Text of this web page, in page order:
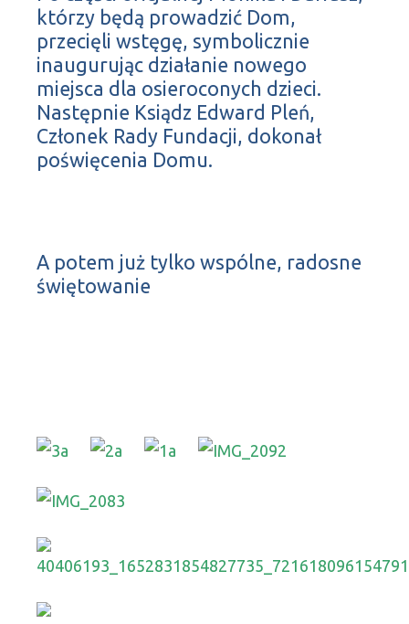
którzy będą prowadzić Dom,
przecięli wstęgę, symbolicznie
inaugurując działanie nowego
miejsca dla osieroconych dzieci.
Następnie Ksiądz Edward Pleń,
Członek Rady Fundacji, dokonał
poświęcenia Domu.
A potem już tylko wspólne, radosne
świętowanie